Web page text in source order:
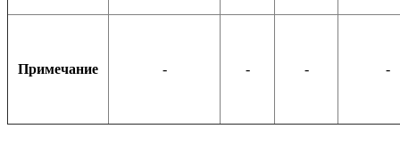
Примечание - - - -